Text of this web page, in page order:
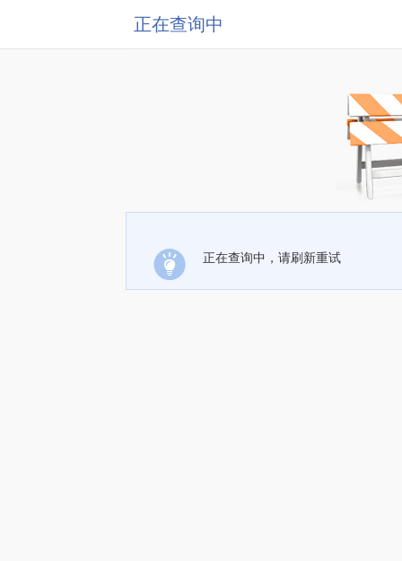
正在查询中
正在查询中，请刷新重试